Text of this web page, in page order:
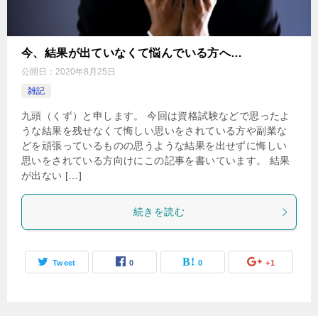
今、結果が出ていなくて悩んでいる方へ…
公開日： 2020年8月25日
雑記
九頭（くず）と申します。 今回は資格試験などで思ったよ
うな結果を残せなくて悔しい思いをされている方や副業な
どを頑張っているものの思うような結果を出せずに悔しい
思いをされている方向けにこの記事を書いています。 結果
が出ない […]
続きを読む
Tweet 0 0 +1